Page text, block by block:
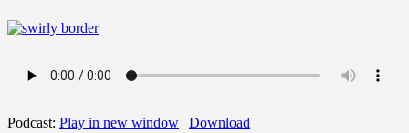
Podcast: Play in new window | Download